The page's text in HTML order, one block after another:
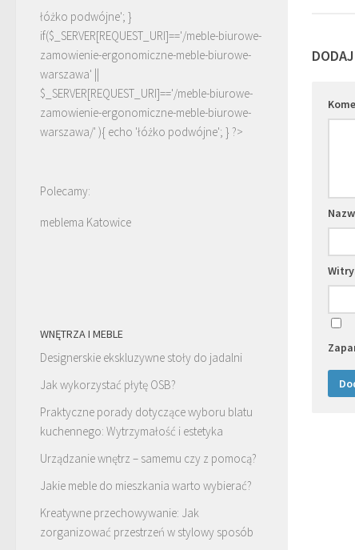
łóżko podwójne'; }
if($_SERVER[REQUEST_URI]=='/meble-biurowe-
zamowienie-ergonomiczne-meble-biurowe-
warszawa' ||
$_SERVER[REQUEST_URI]=='/meble-biurowe-
zamowienie-ergonomiczne-meble-biurowe-
warszawa/' ){ echo 'łóżko podwójne'; } ?>
Polecamy:
meblema Katowice
WNĘTRZA I MEBLE
Designerskie ekskluzywne stoły do jadalni
Jak wykorzystać płytę OSB?
Praktyczne porady dotyczące wyboru blatu
kuchennego: Wytrzymałość i estetyka
Urządzanie wnętrz – samemu czy z pomocą?
Jakie meble do mieszkania warto wybierać?
Kreatywne przechowywanie: Jak
zorganizować przestrzeń w stylowy sposób